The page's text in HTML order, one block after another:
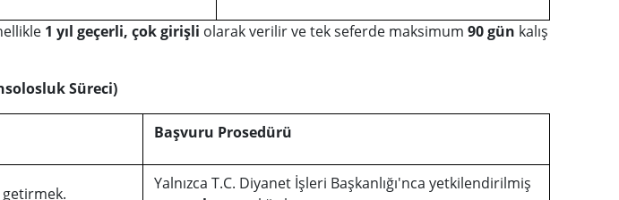
1 yıl geçerli, çok girişli olarak verilir ve tek seferde maksimum 90 gün kalış
Süreci)
Başvuru Prosedürü
Yalnızca T.C. Diyanet İşleri Başkanlığı'nca yetkilendirilmiş